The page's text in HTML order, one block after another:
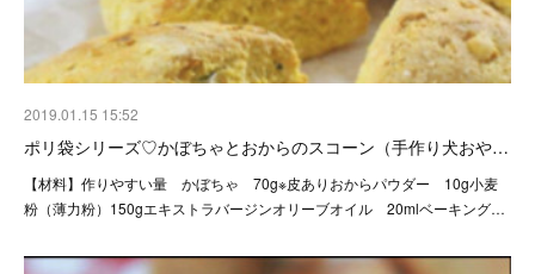
2019.01.15 15:52
ポリ袋シリーズ♡かぼちゃとおからのスコーン（手作り犬おや…
【材料】作りやすい量 かぼちゃ 70g※皮ありおからパウダー 10g小麦
粉（薄力粉）150gエキストラバージンオリーブオイル 20mlベーキング…